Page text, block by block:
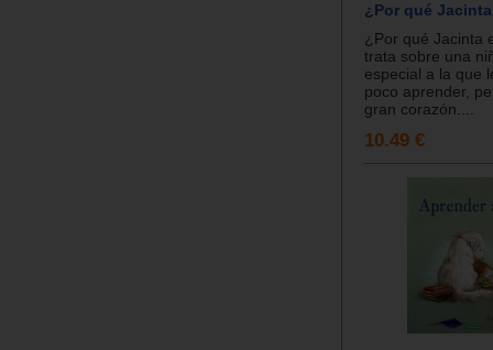
¿Por qué
¿Por qué Jacinta
trata sobre una
especial a la que
poco aprender,
gran corazón....
10.49 €